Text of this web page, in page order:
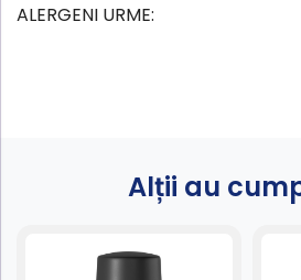
ALERGENI URME:
Alții au